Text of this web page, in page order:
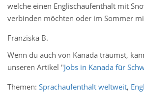
welche einen Englischaufenthalt mit
verbinden möchten oder im Sommer
Franziska B.
Wenn du auch von Kanada träumst,
unseren Artikel "Jobs in Kanada für
Themen: Sprachaufenthalt weltweit,